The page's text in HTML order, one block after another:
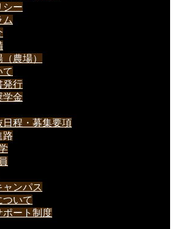
シー
ム
農場）
て
発行
学金
日程・募集要項
路
ャンパス
ついて
ポート制度